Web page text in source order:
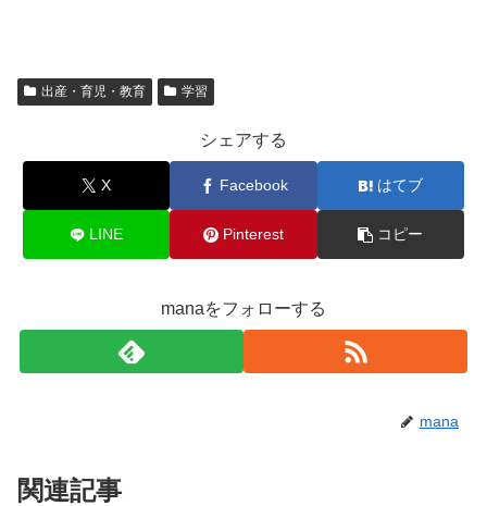
出産・育児・教育 学習
シェアする
X Facebook はてブ
LINE Pinterest コピー
manaをフォローする
mana
関連記事